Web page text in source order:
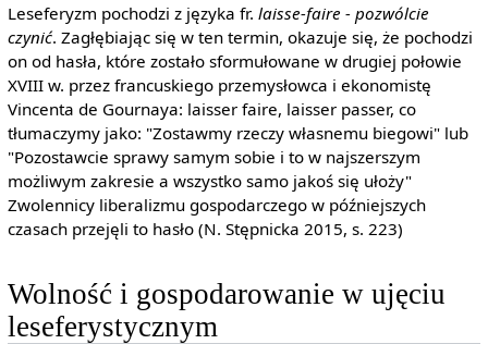
Leseferyzm pochodzi z języka fr. laisse-faire - pozwólcie
czynić. Zagłębiając się w ten termin, okazuje się, że pochodzi
on od hasła, które zostało sformułowane w drugiej połowie
XVIII w. przez francuskiego przemysłowca i ekonomistę
Vincenta de Gournaya: laisser faire, laisser passer, co
tłumaczymy jako: "Zostawmy rzeczy własnemu biegowi" lub
"Pozostawcie sprawy samym sobie i to w najszerszym
możliwym zakresie a wszystko samo jakoś się ułoży"
Zwolennicy liberalizmu gospodarczego w późniejszych
czasach przejęli to hasło (N. Stępnicka 2015, s. 223)
Wolność i gospodarowanie w ujęciu
leseferystycznym